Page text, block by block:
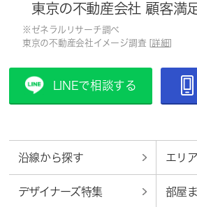
東京の不動産会社 顧客満
※ゼネラルリサーチ調べ
東京の不動産会社イメージ調査 [詳細]
LINEで相談する
沿線から探す エリ
デザイナーズ特集 部屋